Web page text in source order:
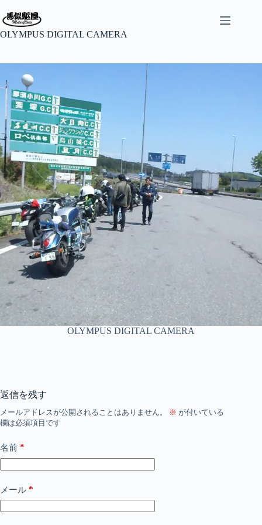
ン
テ
へ
ス
キ
プ
OLYMPUS DIGITAL CAMERA
OLYMPUS DIGITAL CAMERA
返信を残す
メールアドレスが公開されることはありません。 ※ が付いている
欄は必須項目です
名前 *
メール *